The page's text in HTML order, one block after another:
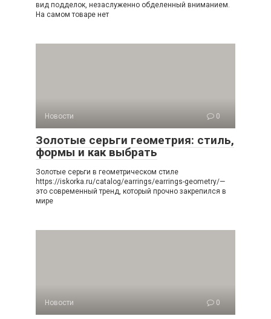
вид подделок, незаслуженно обделенный вниманием.
На самом товаре нет
Новости 0
Золотые серьги геометрия: стиль,
формы и как выбрать
Золотые серьги в геометрическом стиле
https://iskorka.ru/catalog/earrings/earrings-geometry/—
это современный тренд, который прочно закрепился в
мире
Новости 0